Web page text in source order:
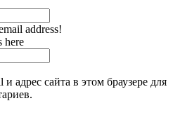
address!
here
адрес сайта в этом браузере для